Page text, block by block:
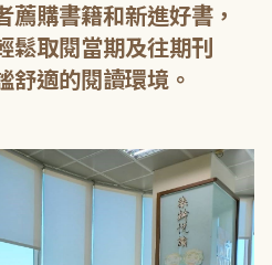
薦購書籍和新進好書，
鬆取閱當期及往期刊
舒適的閱讀環境。